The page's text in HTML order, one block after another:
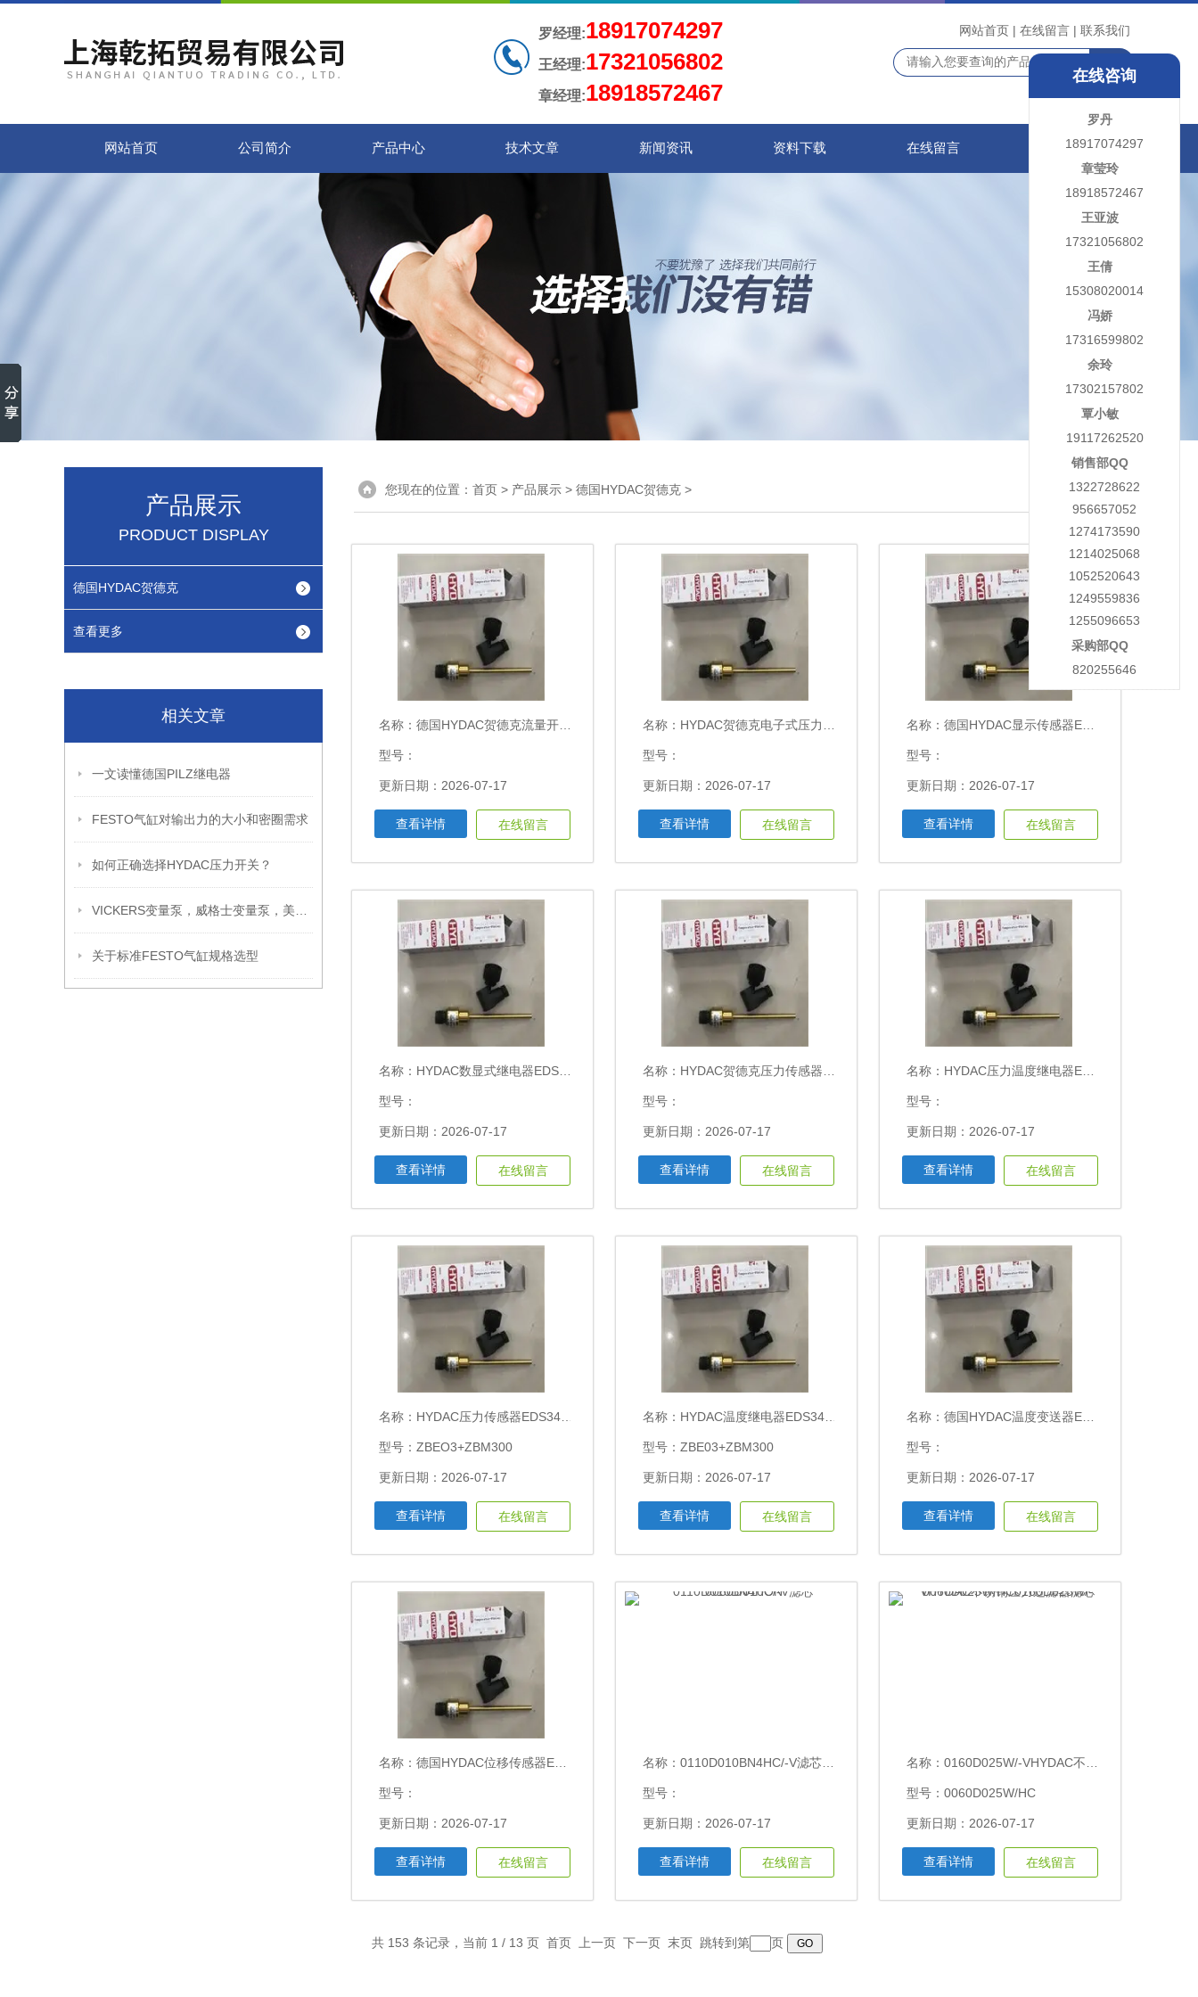
罗经理:18917074297
王经理:17321056802
章经理:18918572467
网站首页 | 在线留言 | 联系我们
网站首页 公司简介 产品中心 技术文章 新闻资讯 资料下载 在线留言 联系我们
产品展示
PRODUCT DISPLAY
德国HYDAC贺德克
查看更多
相关文章
一文读懂德国PILZ继电器
FESTO气缸对输出力的大小和密圈需求
如何正确选择HYDAC压力开关？
关于标准FESTO气缸规格选型
您现在的位置： 首页 > 产品展示 > 德国HYDAC贺德克 >
名称： 德国HYDAC贺德克流量开关ETS388-5-150-000
型号：
更新日期：2026-07-17
查看详情 在线留言
名称： HYDAC贺德克电子式压力开关ETS1701-100-000
型号：
更新日期：2026-07-17
查看详情 在线留言
名称： 德国HYDAC显示传感器EDS345-1-250-000
型号：
更新日期：2026-07-17
查看详情 在线留言
名称： HYDAC数显式继电器EDS3446-2-0400-000
型号：
更新日期：2026-07-17
查看详情 在线留言
名称： HYDAC贺德克压力传感器EDS3446-1-0250-000
型号：
更新日期：2026-07-17
查看详情 在线留言
名称： HYDAC压力温度继电器EDS344-3-250-000
型号：
更新日期：2026-07-17
查看详情 在线留言
名称： HYDAC压力传感器EDS344-3-016-000
型号：ZBEO3+ZBM300
更新日期：2026-07-17
查看详情 在线留言
名称： HYDAC温度继电器EDS344-2-250-000
型号：ZBE03+ZBM300
更新日期：2026-07-17
查看详情 在线留言
名称： 德国HYDAC温度变送器EDS3346-1-0016-000-F1
型号：
更新日期：2026-07-17
查看详情 在线留言
名称： 德国HYDAC位移传感器EDS1791-N-400-000
型号：
更新日期：2026-07-17
查看详情 在线留言
名称： 0110D010BN4HC/-V滤芯0060D010ON
型号：
更新日期：2026-07-17
查看详情 在线留言
名称： 0160D025W/-VHYDAC不锈钢压力过滤器滤芯
型号：0060D025W/HC
更新日期：2026-07-17
查看详情 在线留言
共 153 条记录，当前 1 / 13 页 首页 上一页 下一页 末页 跳转到第 页
在线咨询
罗丹
18917074297
章莹玲
18918572467
王亚波
17321056802
王倩
15308020014
冯娇
17316599802
余玲
17302157802
覃小敏
19117262520
销售部QQ
1322728622
956657052
1274173590
1214025068
1052520643
1249559836
1255096653
采购部QQ
820255646